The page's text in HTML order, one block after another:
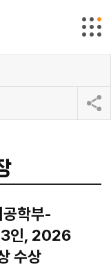
공학부-
3인, 2026
수상